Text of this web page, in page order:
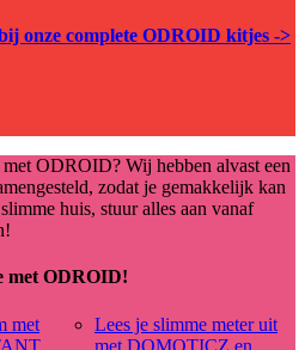
onze complete ODROID kitjes ->
ODROID? Wij hebben alvast een
zodat je gemakkelijk kan
huis, stuur alles aan vanaf
met ODROID!
met
Lees je slimme meter uit
met DOMOTICZ en